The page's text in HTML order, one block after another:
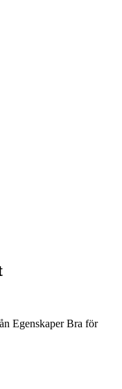
Egenskaper Bra för